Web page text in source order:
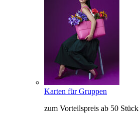
Karten für Gruppen
zum Vorteilspreis ab 50 Stück